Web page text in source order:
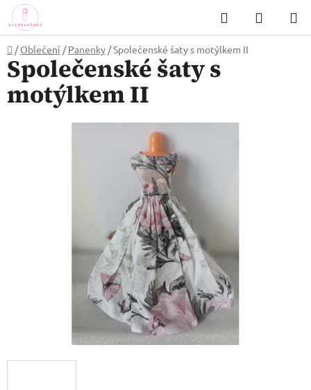
Přejít
na
obsah
Hledat
KOŠÍK
Domů
/ Oblečení / Panenky /Společenské šaty s motýlkem II
Společenské šaty s
motýlkem II